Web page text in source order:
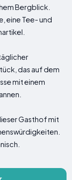
Bergblick.
eine Tee- und
das auf dem
mit einem
Gasthof mit